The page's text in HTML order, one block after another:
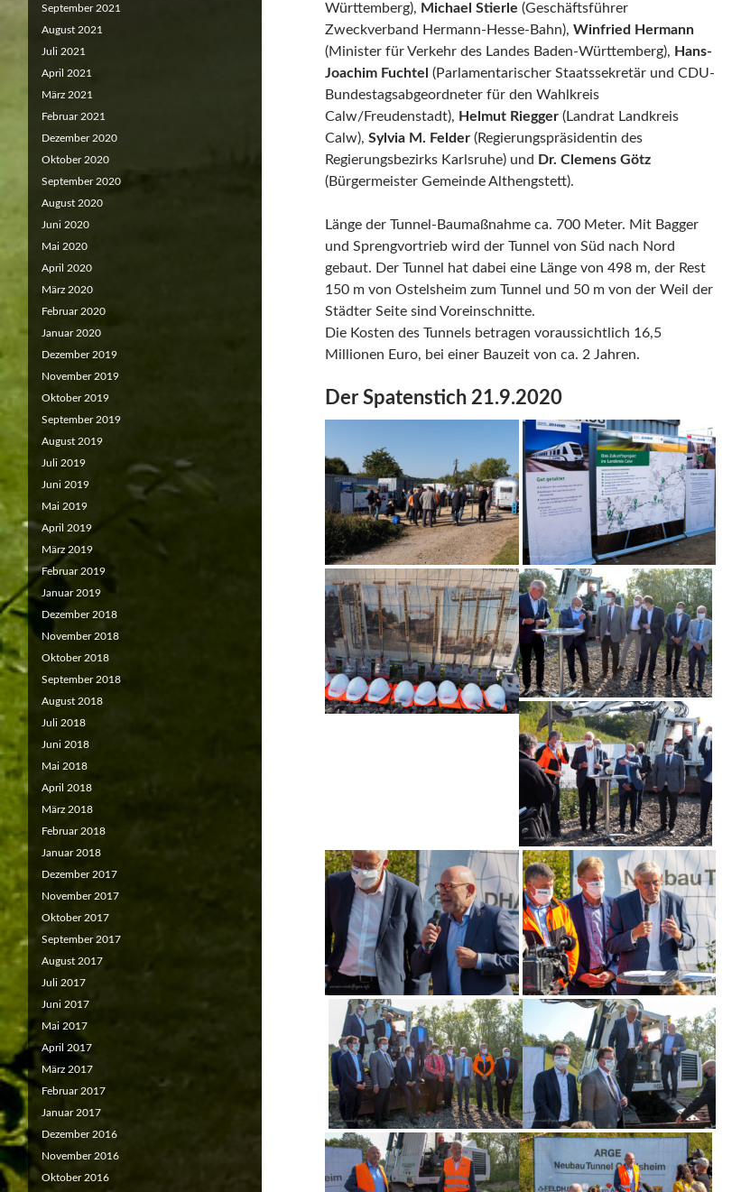
Württemberg), Michael Stierle (Geschäftsführer
Zweckverband Hermann-Hesse-Bahn), Winfried Hermann
(Minister für Verkehr des Landes Baden-Württemberg), Hans-
Joachim Fuchtel (Parlamentarischer Staatssekretär und CDU-
Bundestagsabgeordneter für den Wahlkreis
Calw/Freudenstadt), Helmut Riegger (Landrat Landkreis
Calw), Sylvia M. Felder (Regierungspräsidentin des
Regierungsbezirks Karlsruhe) und Dr. Clemens Götz
(Bürgermeister Gemeinde Althengstett).
Länge der Tunnel-Baumaßnahme ca. 700 Meter. Mit Bagger
und Sprengvortrieb wird der Tunnel von Süd nach Nord
gebaut. Der Tunnel hat dabei eine Länge von 498 m, der Rest
150 m von Ostelsheim zum Tunnel und 50 m von der Weil der
Städter Seite sind Voreinschnitte.
Die Kosten des Tunnels betragen voraussichtlich 16,5
Millionen Euro, bei einer Bauzeit von ca. 2 Jahren.
Der Spatenstich 21.9.2020
September 2021
August 2021
Juli 2021
April 2021
März 2021
Februar 2021
Dezember 2020
Oktober 2020
September 2020
August 2020
Juni 2020
Mai 2020
April 2020
März 2020
Februar 2020
Januar 2020
Dezember 2019
November 2019
Oktober 2019
September 2019
August 2019
Juli 2019
Juni 2019
Mai 2019
April 2019
März 2019
Februar 2019
Januar 2019
Dezember 2018
November 2018
Oktober 2018
September 2018
August 2018
Juli 2018
Juni 2018
Mai 2018
April 2018
März 2018
Februar 2018
Januar 2018
Dezember 2017
November 2017
Oktober 2017
September 2017
August 2017
Juli 2017
Juni 2017
Mai 2017
April 2017
März 2017
Februar 2017
Januar 2017
Dezember 2016
November 2016
Oktober 2016